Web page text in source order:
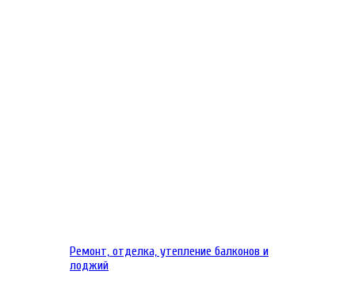
Ремонт, отделка, утепление балконов и
лоджий